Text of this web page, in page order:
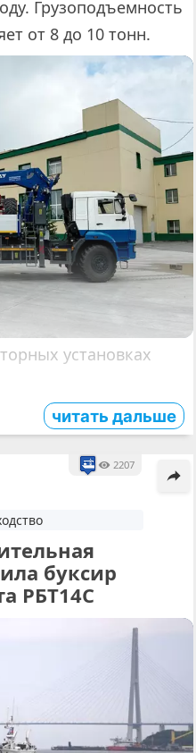
Грузоподъемность
от 8 до 10 тонн.
установках
читать дальше
2207
буксир
РБТ14С